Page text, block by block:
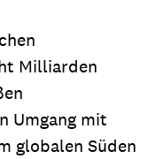
Milliarden
Umgang mit
globalen Süden